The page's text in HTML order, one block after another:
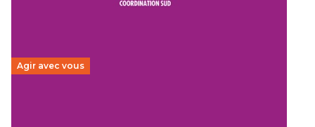
Agir avec vous